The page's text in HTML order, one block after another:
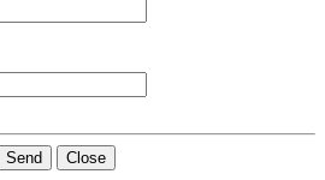
Send Close